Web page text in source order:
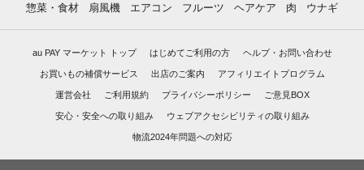
惣菜・食材
扇風機 エアコン フルーツ ヘアケア 肉 ウナギ
au PAY マーケット トップ はじめてご利用の方 ヘルプ・お問い合わせ
お買いもの補償サービス 出店のご案内 アフィリエイトプログラム
運営会社 ご利用規約 プライバシーポリシー ご意見BOX
安心・安全への取り組み ウェブアクセシビリティの取り組み
物流2024年問題への対応